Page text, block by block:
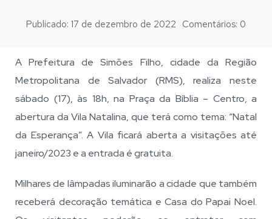
Publicado: 17 de dezembro de 2022 Comentários: 0
A Prefeitura de Simões Filho, cidade da Região
Metropolitana de Salvador (RMS), realiza neste
sábado (17), às 18h, na Praça da Bíblia – Centro, a
abertura da Vila Natalina, que terá como tema: “Natal
da Esperança”. A Vila ficará aberta a visitações até
janeiro/2023 e a entrada é gratuita.
Milhares de lâmpadas iluminarão a cidade que também
receberá decoração temática e Casa do Papai Noel.